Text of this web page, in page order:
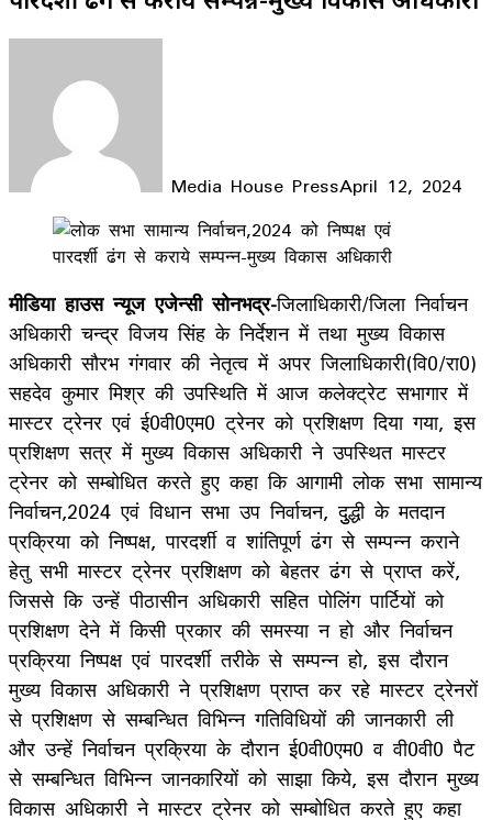
Media House PressApril 12, 2024
Facebook
LinkedIn
WhatsApp
Telegram
मीडिया हाउस न्यूज एजेन्सी सोनभद्र-जिलाधिकारी/जिला निर्वाचन
अधिकारी चन्द्र विजय सिंह के निर्देशन में तथा मुख्य विकास
अधिकारी सौरभ गंगवार की नेतृत्व में अपर जिलाधिकारी(वि0/रा0)
सहदेव कुमार मिश्र की उपस्थिति में आज कलेक्ट्रेट सभागार में
मास्टर ट्रेनर एवं ई0वी0एम0 ट्रेनर को प्रशिक्षण दिया गया, इस
प्रशिक्षण सत्र में मुख्य विकास अधिकारी ने उपस्थित मास्टर
ट्रेनर को सम्बोधित करते हुए कहा कि आगामी लोक सभा सामान्य
निर्वाचन,2024 एवं विधान सभा उप निर्वाचन, दुुद्धी के मतदान
प्रक्रिया को निष्पक्ष, पारदर्शी व शांतिपूर्ण ढंग से सम्पन्न कराने
हेतु सभी मास्टर ट्रेनर प्रशिक्षण को बेहतर ढंग से प्राप्त करें,
जिससे कि उन्हें पीठासीन अधिकारी सहित पोलिंग पार्टियों को
प्रशिक्षण देने में किसी प्रकार की समस्या न हो और निर्वाचन
प्रक्रिया निष्पक्ष एवं पारदर्शी तरीके से सम्पन्न हो, इस दौरान
मुख्य विकास अधिकारी ने प्रशिक्षण प्राप्त कर रहे मास्टर ट्रेनरों
से प्रशिक्षण से सम्बन्धित विभिन्न गतिविधियों की जानकारी ली
और उन्हें निर्वाचन प्रक्रिया के दौरान ई0वी0एम0 व वी0वी0 पैट
से सम्बन्धित विभिन्न जानकारियों को साझा किये, इस दौरान मुख्य
विकास अधिकारी ने मास्टर ट्रेनर को सम्बोधित करते हुए कहा